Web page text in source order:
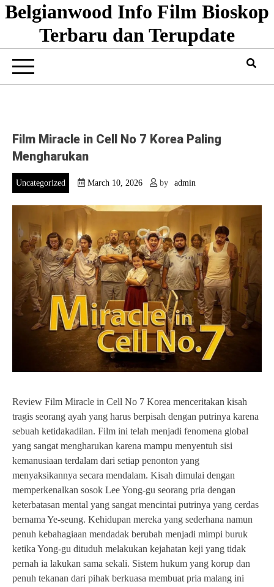
Skip
toBelgianwood Info Film Bioskop
Terbaru dan Terupdate
Film Miracle in Cell No 7 Korea Paling
Mengharukan
Uncategorized March 10, 2026 by admin
Review Film Miracle in Cell No 7 Korea menceritakan kisah
tragis seorang ayah yang harus berpisah dengan putrinya karena
sebuah ketidakadilan. Film ini telah menjadi fenomena global
yang sangat mengharukan karena mampu menyentuh sisi
kemanusiaan terdalam dari setiap penonton yang
menyaksikannya secara mendalam. Kisah dimulai dengan
memperkenalkan sosok Lee Yong-gu seorang pria dengan
keterbatasan mental yang sangat mencintai putrinya yang cerdas
bernama Ye-seung. Kehidupan mereka yang sederhana namun
penuh kebahagiaan mendadak berubah menjadi mimpi buruk
ketika Yong-gu dituduh melakukan kejahatan keji yang tidak
pernah ia lakukan sama sekali. Sistem hukum yang korup dan
penuh tekanan dari pihak berkuasa membuat pria malang ini